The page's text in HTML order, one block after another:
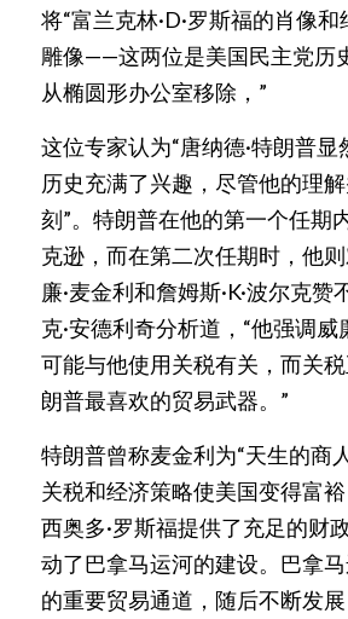
将“富兰克林·D·罗斯福的肖像和
雕像——这两位是美国民主党历
从椭圆形办公室移除，”
这位专家认为“唐纳德·特朗普
历史充满了兴趣，尽管他的理
刻”。特朗普在他的第一个任期
克逊，而在第二次任期时，他
廉·麦金利和詹姆斯·K·波尔克赞
克·安德利奇分析道，“他强调威
可能与他使用关税有关，而关
朗普最喜欢的贸易武器。”
特朗普曾称麦金利为“天生的商
关税和经济策略使美国变得富
西奥多·罗斯福提供了充足的财
动了巴拿马运河的建设。巴拿
的重要贸易通道，随后不断发